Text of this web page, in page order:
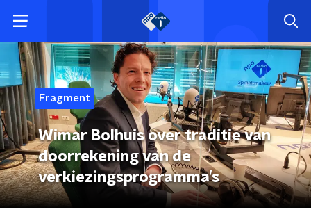
Fragment
Wimar Bolhuis over traditie van
doorrekening van de
verkiezingsprogramma’s